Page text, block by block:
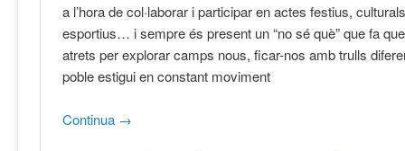
a l’hora de col·laborar i participar en actes festius,
esportius… i sempre és present un “no sé què” que fa
atrets per explorar camps nous, ficar-nos amb trulls
poble estigui en constant moviment
Continua →